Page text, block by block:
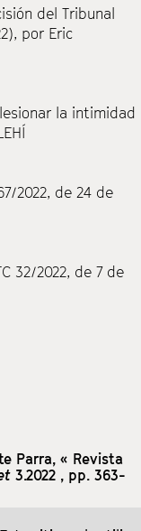
del Tribunal
por Eric
la intimidad
2022, de 24 de
32/2022, de 7 de
Parra, « Revista
3.2022 , pp. 363-